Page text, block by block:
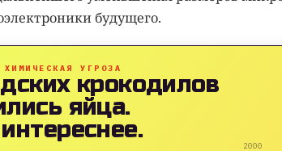
будущего.
ХИМИЧЕСКАЯ УГРОЗА
крокодилов
яйца.
2000